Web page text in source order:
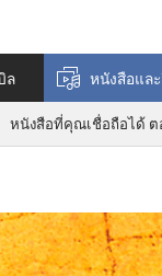
ล หนังสือแล
หนังสือที่คุณเชื่อถือได้ ต